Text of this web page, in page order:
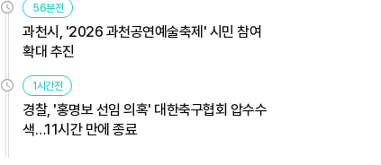
56분전
과천시, '2026 과천공연예술축제' 시민 참여
확대 추진
1시간전
경찰, '홍명보 선임 의혹' 대한축구협회 압수수
색…11시간 만에 종료